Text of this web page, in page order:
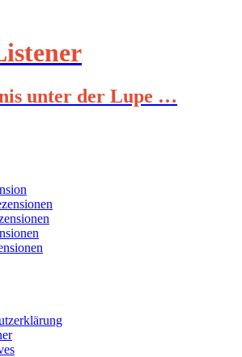
unter der Lupe …